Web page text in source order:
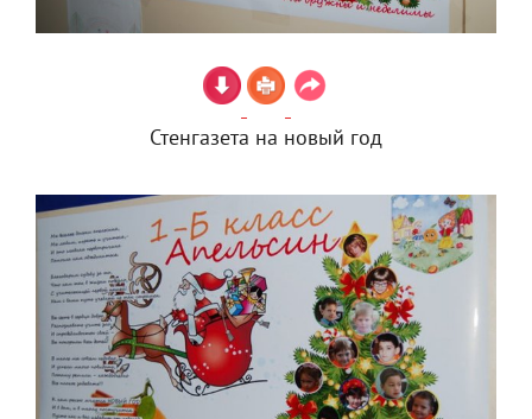
Стенгазета на новый год